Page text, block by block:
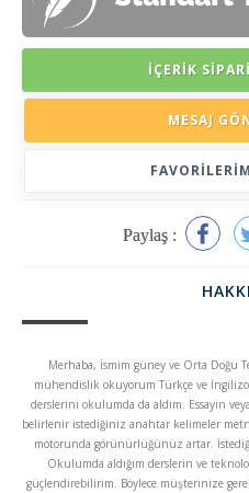
İÇERIK
MESAJ
Paylaş :
Merhaba, İsmim güney ve Orta Doğu
mühendislik okuyorum Türkçe ve
derslerini okulumda da aldım. Essayin
belirlenir istediğiniz anahtar kelimeler
motorunda görünürlüğünüz artar.
Okulumda aldığım derslerin ve
güçlendirebilirim. Böylece müşterinize